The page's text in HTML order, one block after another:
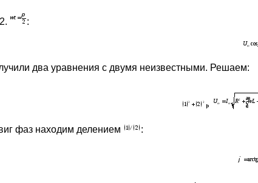
:
два уравнения с двумя неизвестными. Решаем:
фаз находим делением :